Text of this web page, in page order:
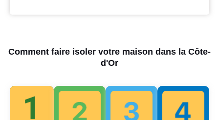
Comment faire isoler votre maison dans la Côte-
d'Or